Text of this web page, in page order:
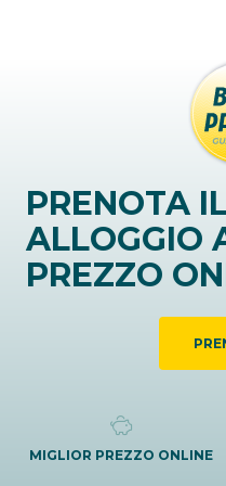
PRENOTA
ALLOGGIO
PREZZO
MIGLIOR PREZZO ONLINE